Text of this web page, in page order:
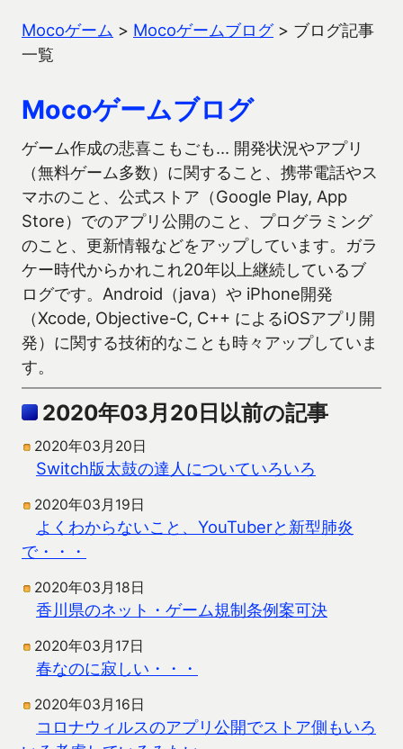
Mocoゲーム > Mocoゲームブログ> ブログ記事
一覧
Mocoゲームブログ
ゲーム作成の悲喜こもごも… 開発状況やアプリ
（無料ゲーム多数）に関すること、携帯電話やス
マホのこと、公式ストア（Google Play, App
Store）でのアプリ公開のこと、プログラミング
のこと、更新情報などをアップしています。ガラ
ケー時代からかれこれ20年以上継続しているブ
ログです。Android（java）や iPhone開発
（Xcode, Objective-C, C++ によるiOSアプリ開
発）に関する技術的なことも時々アップしていま
す。
2020年03月20日以前の記事
2020年03月20日
Switch版太鼓の達人についていろいろ
2020年03月19日
よくわからないこと、YouTuberと新型肺炎
で・・・
2020年03月18日
香川県のネット・ゲーム規制条例案可決
2020年03月17日
春なのに寂しい・・・
2020年03月16日
コロナウィルスのアプリ公開でストア側もいろ